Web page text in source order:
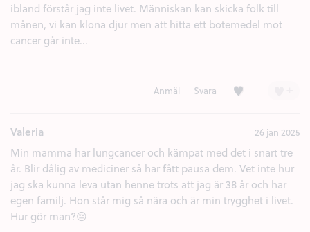
ibland förstår jag inte livet. Människan kan skicka folk till
månen, vi kan klona djur men att hitta ett botemedel mot
cancer går inte...
Anmäl Svara Kärlek (2)
Valeria 26 jan 2025
Min mamma har lungcancer och kämpat med det i snart tre
år. Blir dålig av mediciner så har fått pausa dem. Vet inte hur
jag ska kunna leva utan henne trots att jag är 38 år och har
egen familj. Hon står mig så nära och är min trygghet i livet.
Hur gör man?😔